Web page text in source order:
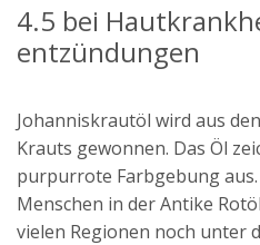
4.5 bei
entzündungen
Johanniskrautöl wird aus
Krauts gewonnen. Das Öl
purpurrote Farbgebung
Menschen in der Antike
vielen Regionen noch unter